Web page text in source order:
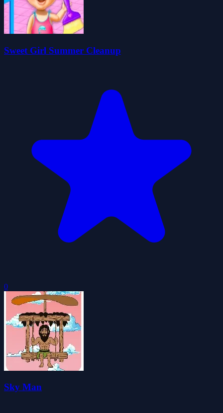
Sweet Girl Summer Cleanup
0
Sky Man